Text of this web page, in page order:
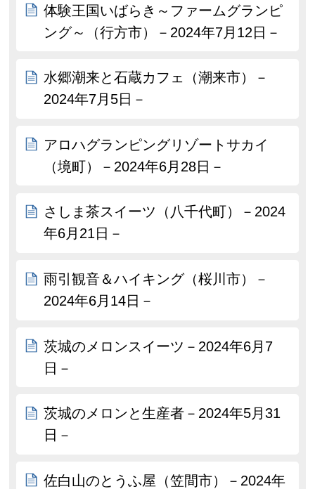
体験王国いばらき～ファームグランピ
ング～（行方市）－2024年7月12日－
水郷潮来と石蔵カフェ（潮来市）－
2024年7月5日－
アロハグランピングリゾートサカイ
（境町）－2024年6月28日－
さしま茶スイーツ（八千代町）－2024
年6月21日－
雨引観音＆ハイキング（桜川市）－
2024年6月14日－
茨城のメロンスイーツ－2024年6月7
日－
茨城のメロンと生産者－2024年5月31
日－
佐白山のとうふ屋（笠間市）－2024年